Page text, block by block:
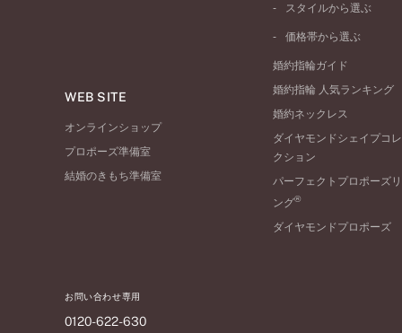
WEB SITE
オンラインショップ
プロポーズ準備室
結婚のきもち準備室
お問い合わせ専用
0120-622-630
ペールブラウンゴール
V字ライン
ソリテール
ダブルサイドメレ
ラインメレ
スタイルから選ぶ
シンプル
モード
エレガント
ゴージャス
価格帯から選ぶ
50万円台～
20万円台～
10万円台～
婚約指輪ガイド
婚約指輪 人気ランキング
婚約ネックレス
ダイヤモンドシェイプコレ
クション
パーフェクトプロポーズリ
ング®
ダイヤモンドプロポーズ